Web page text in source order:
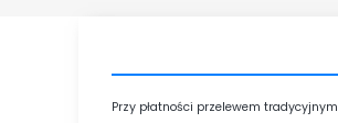
Przy płatności przelewem tradycyjnym